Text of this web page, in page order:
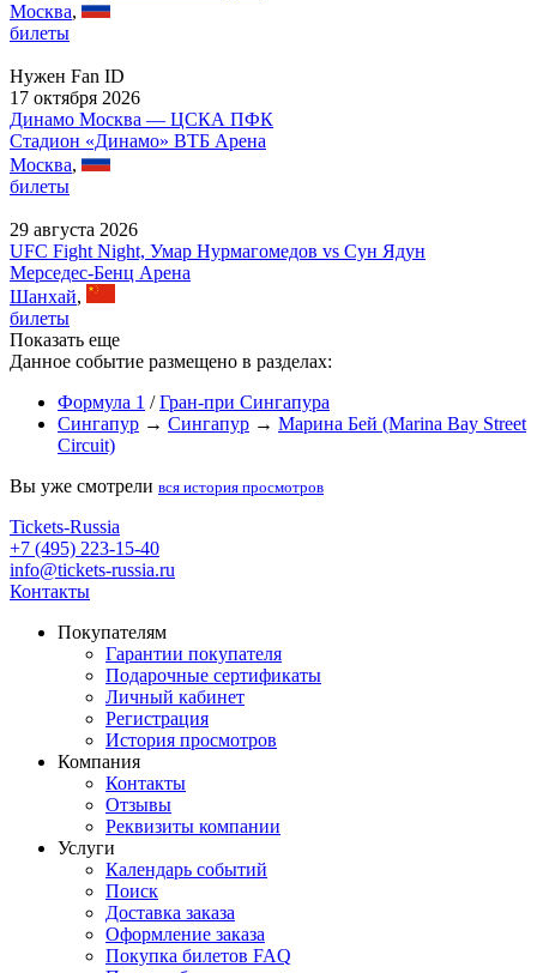
Москва,
билеты
Нужен Fan ID
17 октября 2026
Динамо Москва — ЦСКА ПФК
Стадион «Динамо» ВТБ Арена
Москва,
билеты
29 августа 2026
UFC Fight Night, Умар Нурмагомедов vs Сун Ядун
Мерседес-Бенц Арена
Шанхай,
билеты
Показать еще
Данное событие размещено в разделах:
Формула 1 /Гран-при Сингапура
Сингапур → Сингапур → Марина Бей (Marina Bay Street
Circuit)
Вы уже смотрели вся история просмотров
Tickets-Russia
+7 (495) 223-15-40
info@tickets-russia.ru
Контакты
Покупателям
Гарантии покупателя
Подарочные сертификаты
Личный кабинет
Регистрация
История просмотров
Компания
Контакты
Отзывы
Реквизиты компании
Услуги
Календарь событий
Поиск
Доставка заказа
Оформление заказа
Покупка билетов FAQ